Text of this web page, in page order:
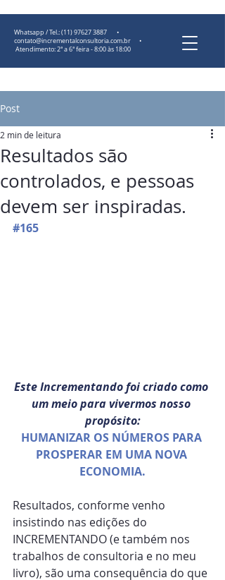
Whatsapp / Tel.:(11) 97627 3887 •
contato@incrementalconsultoria.com.br •
Atendimento: 2ª a 6ª feira - 8:00 às 18:00
Post
Resultados são
controlados, e pessoas
devem ser inspiradas.
2 min de leitura
#165
Este Incrementando foi criado como
um meio para vivermos nosso
propósito:
HUMANIZAR OS NÚMEROS PARA
PROSPERAR EM UMA NOVA
ECONOMIA.
Resultados, conforme venho
insistindo nas edições do
INCREMENTANDO (e também nos
trabalhos de consultoria e no meu
livro), são uma consequência do que